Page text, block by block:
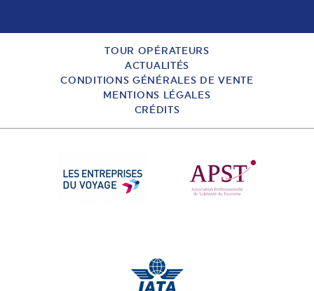
TOUR OPÉRATEURS
ACTUALITÉS
CONDITIONS GÉNÉRALES DE VENTE
MENTIONS LÉGALES
CRÉDITS